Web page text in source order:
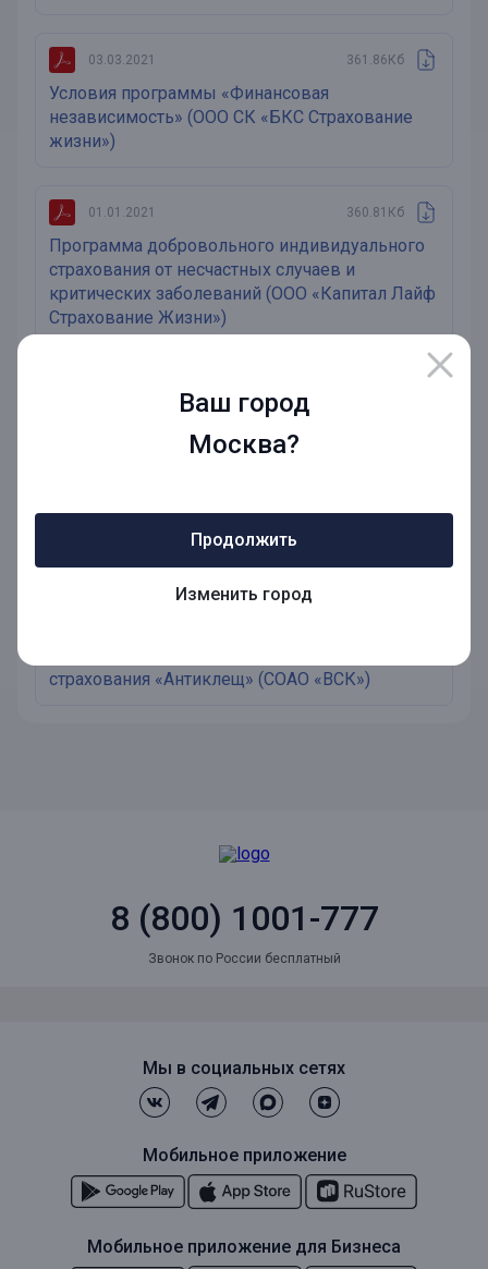
Ваш город
Москва?
Продолжить
Изменить город
03.03.2021 361.86Кб
Условия программы «Финансовая
независимость» (ООО СК «БКС Страхование
жизни»)
01.01.2021 360.81Кб
Программа добровольного индивидуального
страхования от несчастных случаев и
критических заболеваний (ООО «Капитал Лайф
Страхование Жизни»)
Правила страхования жизни №1 (ООО СК «БКС
Страхование жизни»)
06.11.2019 513.47Кб
Условия страхования (СОАО «ВСК»)
страхования «Антиклещ» (СОАО «ВСК»)
8 (800) 1001-777
Звонок по России бесплатный
Мы в социальных сетях
Мобильное приложение
Мобильное приложение для Бизнеса